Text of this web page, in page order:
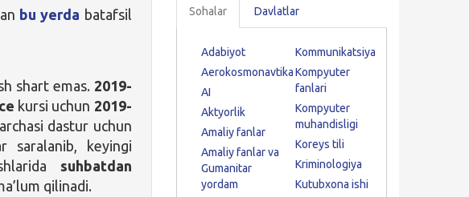
bu yerda batafsil
shart emas. 2019-
kursi uchun 2019-
dastur uchun
saralanib, keyingi
suhbatdan
qilinadi.
Sohalar Davlatlar
Adabiyot
Aerokosmonavtika
AI
Aktyorlik
Amaliy fanlar
Amaliy fanlar va
Gumanitar
yordam
Kommunikatsiya
Kompyuter
fanlari
Kompyuter
muhandisligi
Koreys tili
Kriminologiya
Kutubxona ishi